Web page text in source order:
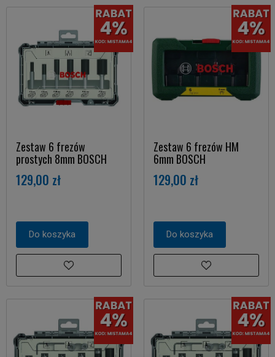
Zestaw 6 frezów
prostych 8mm BOSCH
129,00 zł
Do koszyka
Zestaw 6 frezów HM
6mm BOSCH
129,00 zł
Do koszyka